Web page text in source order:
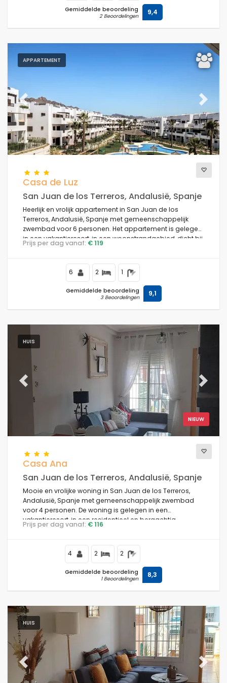
Gemiddelde beoordeling
2 Beoordelingen 9,4
APPARTEMENT
Previous Next
Casa de Luz
San Juan de los Terreros, Andalusië, Spanje
Heerlijk en vrolijk appartement in San Juan de los
Terreros, Andalusië, Spanje met gemeenschappelijk
zwembad voor 6 personen. Het appartement is gelegen
in een vakantieresort, in een woonstrandgebied, dicht bij
restaurants en bars, supermarkten en een tennisbaan,
Prijs per dag vanaf: € 119
6 2 1
Gemiddelde beoordeling
3 Beoordelingen 9,1
HUIS
NIEUW
Previous Next
Casa Ana
San Juan de los Terreros, Andalusië, Spanje
Mooie en vrolijke woning in San Juan de los Terreros,
Andalusië, Spanje met gemeenschappelijk zwembad
voor 4 personen. De woning is gelegen in een
vakantieresort, in een residentieel en bergachtig
strandgebied, dichtbij winkels en supermarkten en op
Prijs per dag vanaf: € 116
4 2 2
Gemiddelde beoordeling
1 Beoordelingen 8,3
HUIS
Previous Next